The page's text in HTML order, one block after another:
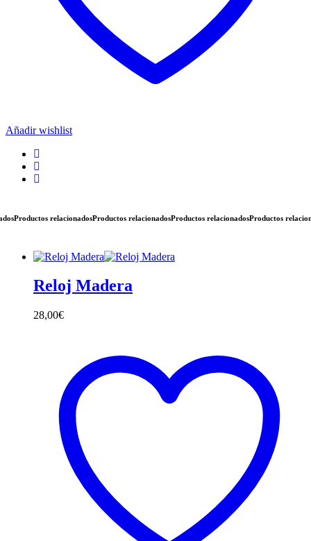
Añadir wishlist
Productos relacionadosProductos relacionadosProductos relacionadosProductos
Reloj Madera
28,00€